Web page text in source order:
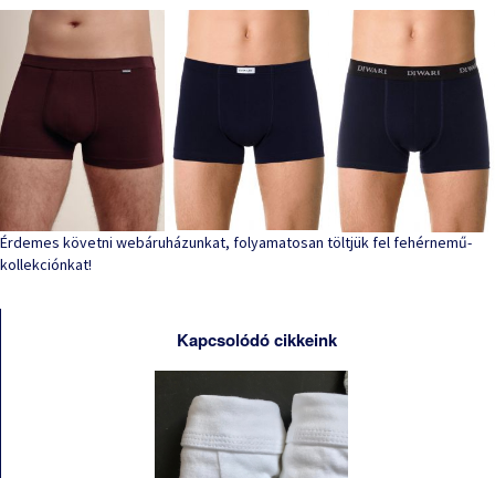
Érdemes követni webáruházunkat, folyamatosan töltjük fel fehérnemű-
kollekciónkat!
Kapcsolódó cikkeink